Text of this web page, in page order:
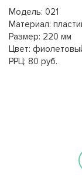
Модель: 021
Материал:
Размер: 220 мм
Цвет:
РРЦ: 80 руб.